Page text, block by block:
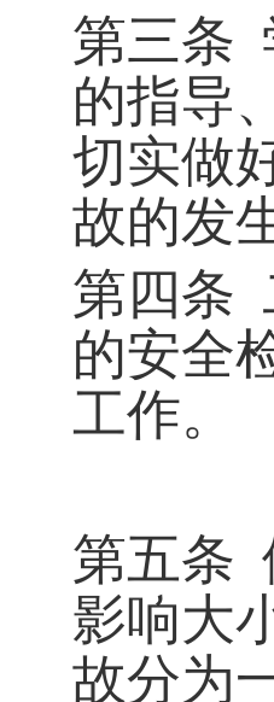
第三条
的指导
切实做
故的发
第四条
的安全
工作。
第五条
影响大
故分为